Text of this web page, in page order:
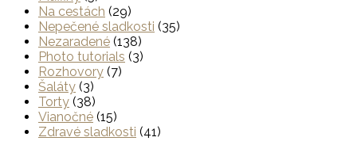
Na cestách (29)
Nepečené sladkosti (35)
Nezaradené (138)
Photo tutorials (3)
Rozhovory (7)
Šaláty (3)
Torty (38)
Vianočné (15)
Zdravé sladkosti (41)